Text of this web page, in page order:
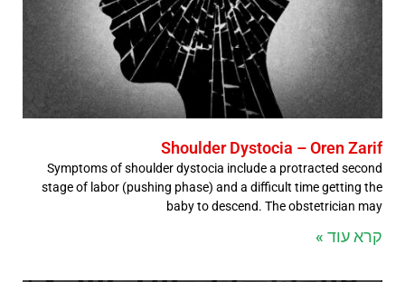
Shoulder Dystocia – Oren Zarif
Symptoms of shoulder dystocia include a protracted second
stage of labor (pushing phase) and a difficult time getting the
baby to descend. The obstetrician may
קרא עוד »